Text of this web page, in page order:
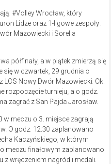
#Volley Wrocław, który
Lidze oraz 1-ligowe zespoły:
Mazowiecki i Sorella
półfinały, a w piątek zmierzą się
się w czwartek, 29 grudnia o
LOS Nowy Dwór Mazowiecki. Ok.
rozpoczęcie turnieju, a o godz.
zagrać z San Pajda Jarosław.
w meczu o 3. miejsce zagrają
O godz. 12:30 zaplanowano
Kaczyńskiego, w którym
meczu finałowym zaplanowano
z wręczeniem nagród i medali.